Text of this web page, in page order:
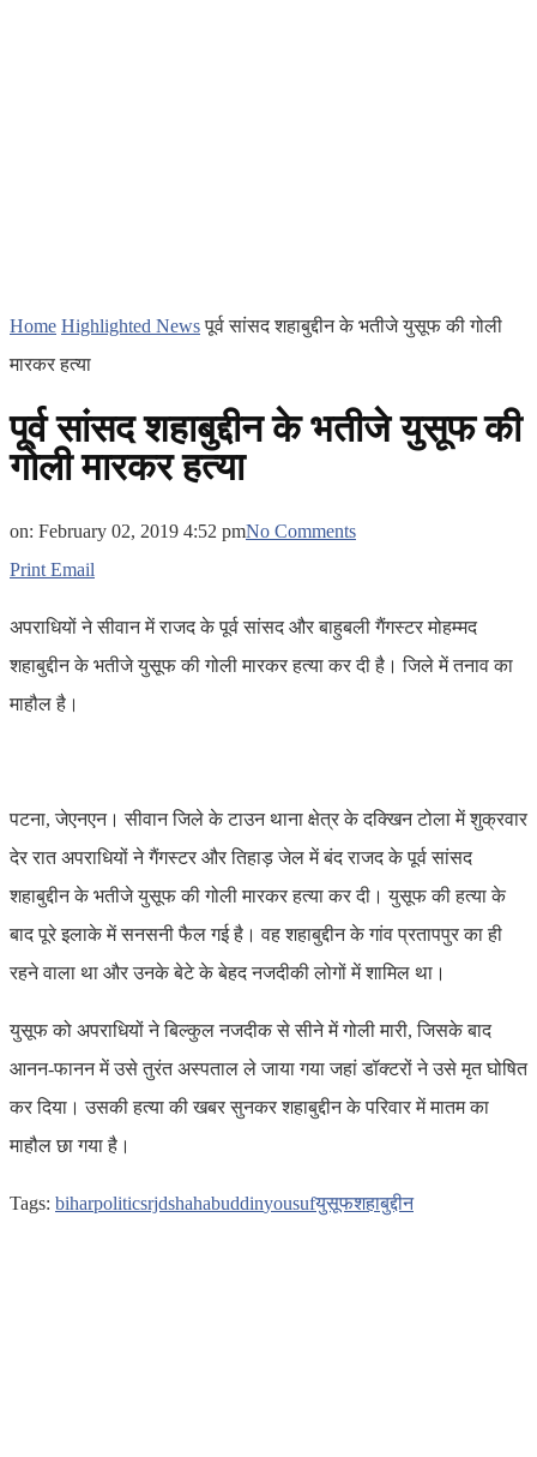
Home Highlighted News पूर्व सांसद शहाबुद्दीन के भतीजे युसूफ की गोली
मारकर हत्या
पूर्व सांसद शहाबुद्दीन के भतीजे युसूफ की
गोली मारकर हत्या
on: February 02, 2019 4:52 pmNo Comments
Print Email
अपराधियों ने सीवान में राजद के पूर्व सांसद और बाहुबली गैंगस्टर मोहम्मद
शहाबुद्दीन के भतीजे युसूफ की गोली मारकर हत्या कर दी है। जिले में तनाव का
माहौल है।
पटना, जेएनएन। सीवान जिले के टाउन थाना क्षेत्र के दक्खिन टोला में शुक्रवार
देर रात अपराधियों ने गैंगस्टर और तिहाड़ जेल में बंद राजद के पूर्व सांसद
शहाबुद्दीन के भतीजे युसूफ की गोली मारकर हत्या कर दी। युसूफ की हत्या के
बाद पूरे इलाके में सनसनी फैल गई है। वह शहाबुद्दीन के गांव प्रतापपुर का ही
रहने वाला था और उनके बेटे के बेहद नजदीकी लोगों में शामिल था।
युसूफ को अपराधियों ने बिल्कुल नजदीक से सीने में गोली मारी, जिसके बाद
आनन-फानन में उसे तुरंत अस्पताल ले जाया गया जहां डॉक्टरों ने उसे मृत घोषित
कर दिया। उसकी हत्या की खबर सुनकर शहाबुद्दीन के परिवार में मातम का
माहौल छा गया है।
Tags: biharpoliticsrjdshahabuddinyousufयुसूफशहाबुद्दीन